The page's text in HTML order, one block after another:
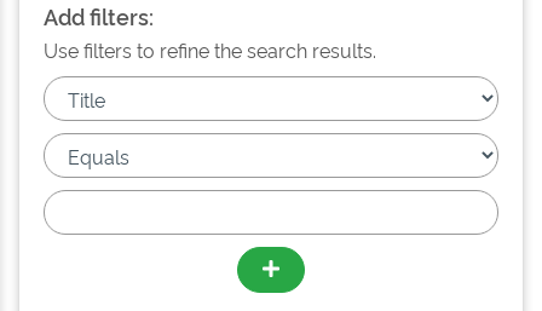
Add filters:
Use filters to refine the search results.